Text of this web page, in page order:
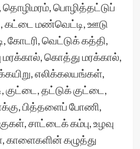
பொழித்தட்டுப்
கட்டை மண்வெட்டி, ஊடு
வெட்டுக் கத்தி,
கொத்து மரக்கால்,
எலிக்கலயங்கள்,
குட்டை, தட்டுக் குட்டை,
பித்தளைப் போணி,
சாட்டைக் கம்பு, உழவு
காளைகளின் கழுத்து